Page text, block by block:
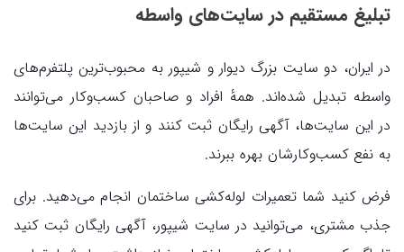
تبلیغ مستقیم در سایت‌های واسطه
در ایران، دو سایت بزرگ دیوار و شیپور به محبوب‌ترین پلتفرم‌های
واسطه تبدیل شده‌اند. همهٔ افراد و صاحبان کسب‌وکار می‌توانند
در این سایت‌ها، آگهی رایگان ثبت کنند و از بازدید این سایت‌ها
به نفع کسب‌وکارشان بهره ببرند.
فرض کنید شما تعمیرات لوله‌کشی ساختمان انجام می‌دهید. برای
جذب مشتری، می‌توانید در سایت شیپور، آگهی رایگان ثبت کنید